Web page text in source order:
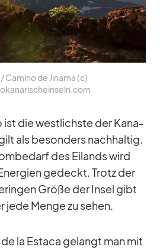
Ca­mino de Jinama (c)
ist die west­lichste der Ka­na­
als be­son­ders nach­hal­tig.
des Ei­lands wird
ge­deckt. Trotz der
Größe der In­sel gibt
jede Menge zu se­hen.
la Es­taca ge­langt man mit